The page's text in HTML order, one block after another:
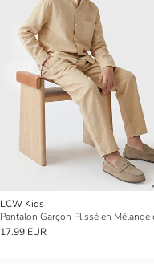
LCW Kids
Pantalon Garçon Plissé en Mélange
17.99 EUR